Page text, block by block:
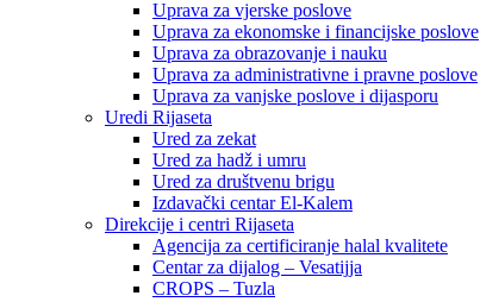
Uprava za vjerske poslove
Uprava za ekonomske i financijske poslove
Uprava za obrazovanje i nauku
Uprava za administrativne i pravne poslove
Uprava za vanjske poslove i dijasporu
Uredi Rijaseta
Ured za zekat
Ured za hadž i umru
Ured za društvenu brigu
Izdavački centar El-Kalem
Direkcije i centri Rijaseta
Agencija za certificiranje halal kvalitete
Centar za dijalog – Vesatijja
CROPS – Tuzla